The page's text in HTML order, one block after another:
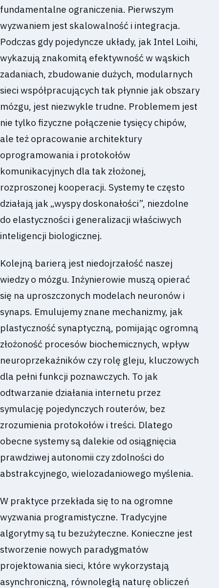
fundamentalne ograniczenia. Pierwszym
wyzwaniem jest skalowalność i integracja.
Podczas gdy pojedyncze układy, jak Intel Loihi,
wykazują znakomitą efektywność w wąskich
zadaniach, zbudowanie dużych, modularnych
sieci współpracujących tak płynnie jak obszary
mózgu, jest niezwykle trudne. Problemem jest
nie tylko fizyczne połączenie tysięcy chipów,
ale też opracowanie architektury
oprogramowania i protokołów
komunikacyjnych dla tak złożonej,
rozproszonej kooperacji. Systemy te często
działają jak „wyspy doskonałości”, niezdolne
do elastyczności i generalizacji właściwych
inteligencji biologicznej.
Kolejną barierą jest niedojrzałość naszej
wiedzy o mózgu. Inżynierowie muszą opierać
się na uproszczonych modelach neuronów i
synaps. Emulujemy znane mechanizmy, jak
plastyczność synaptyczną, pomijając ogromną
złożoność procesów biochemicznych, wpływ
neuroprzekaźników czy rolę gleju, kluczowych
dla pełni funkcji poznawczych. To jak
odtwarzanie działania internetu przez
symulację pojedynczych routerów, bez
zrozumienia protokołów i treści. Dlatego
obecne systemy są dalekie od osiągnięcia
prawdziwej autonomii czy zdolności do
abstrakcyjnego, wielozadaniowego myślenia.
W praktyce przekłada się to na ogromne
wyzwania programistyczne. Tradycyjne
algorytmy są tu bezużyteczne. Konieczne jest
stworzenie nowych paradygmatów
projektowania sieci, które wykorzystają
asynchroniczną, równoległą naturę obliczeń